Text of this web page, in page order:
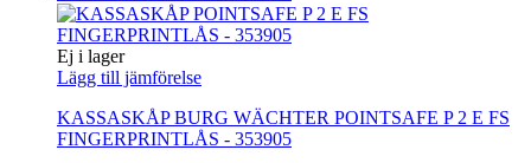
Ej i lager
Lägg till jämförelse
KASSASKÅP BURG WÄCHTER POINTSAFE P 2 E FS
FINGERPRINTLÅS - 353905